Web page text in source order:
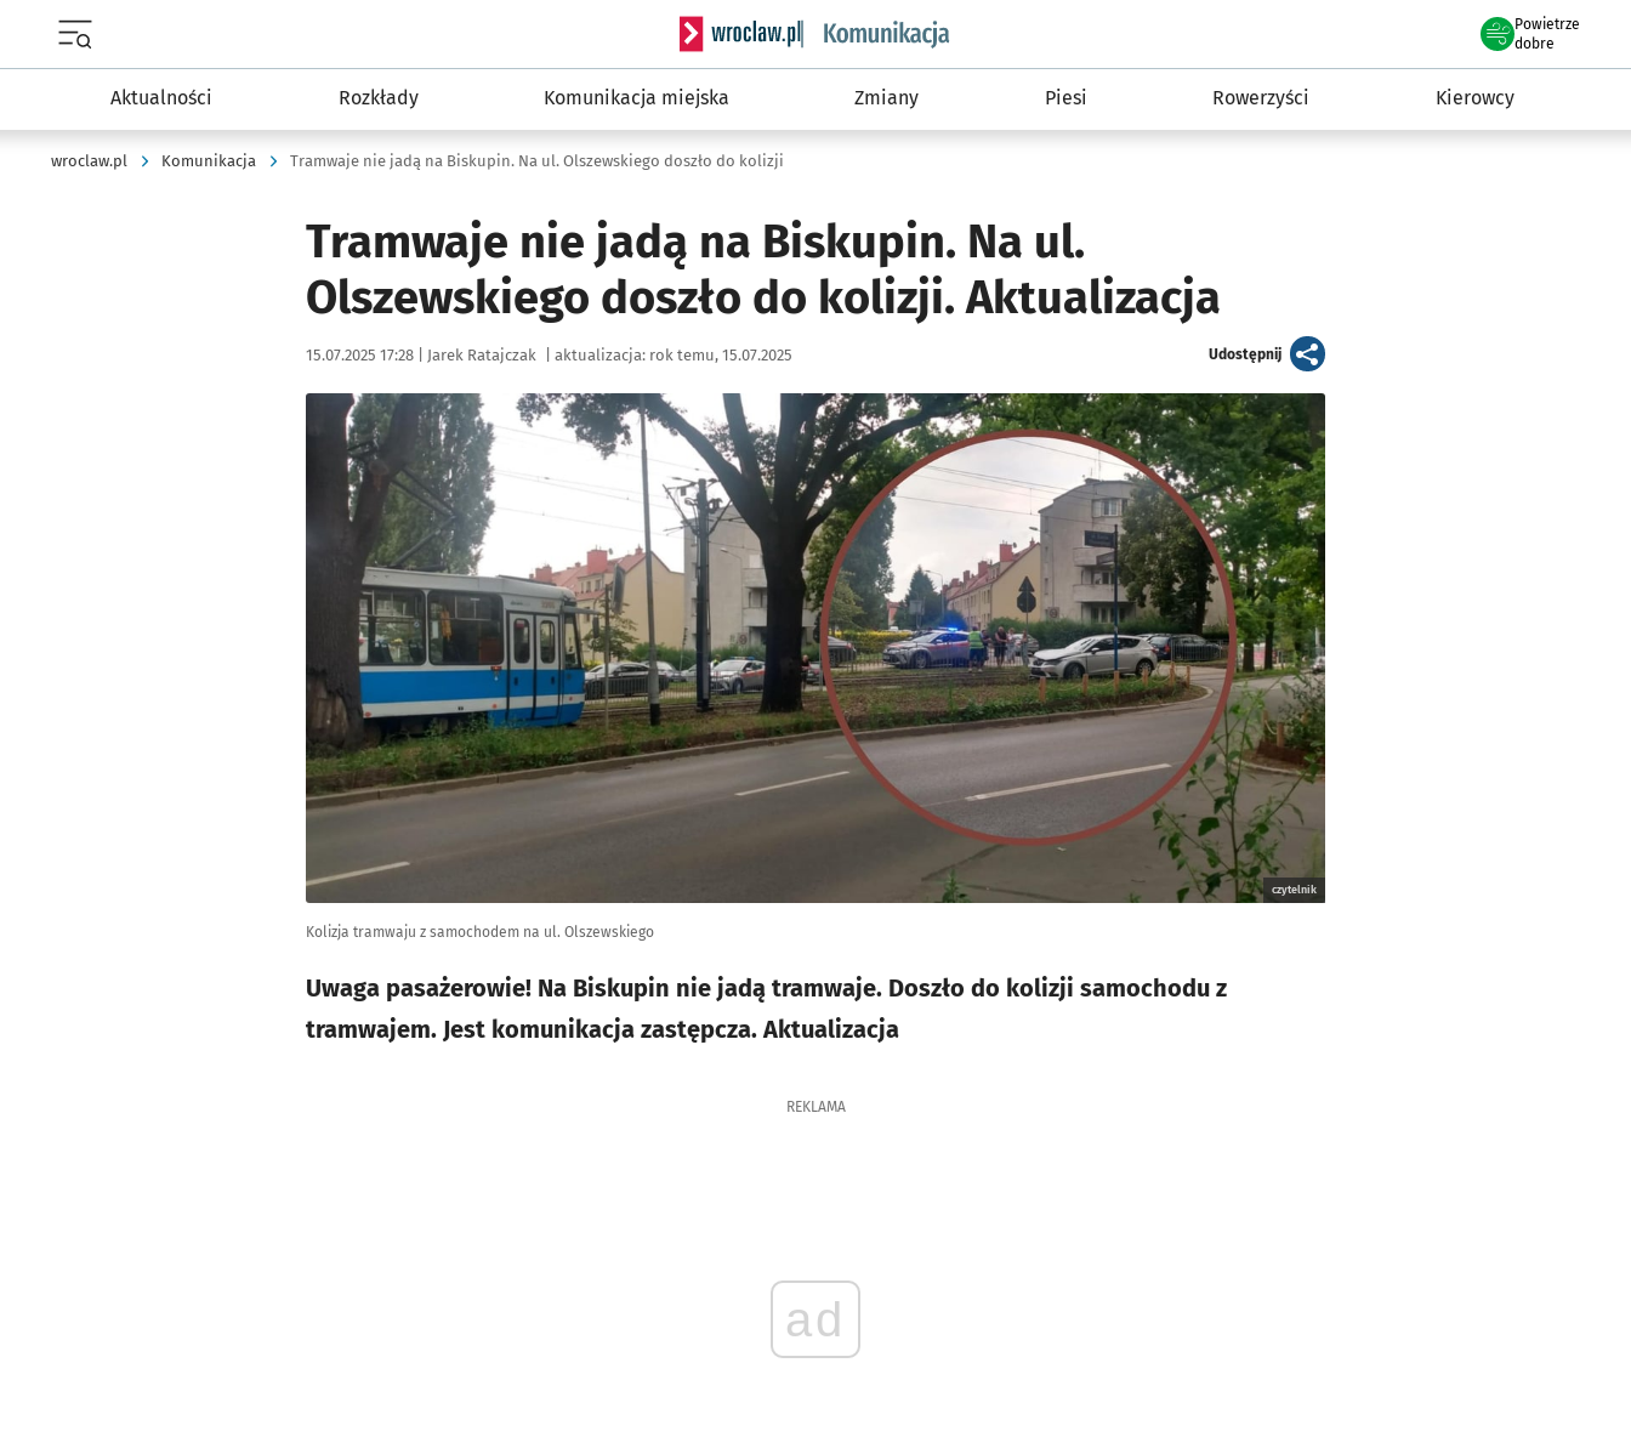
Serwis informacyjny wroclaw.pl podserwis: Komunikacja
Powietrze
we Wrocławiu
dobre
Aktualności Rozkłady Komunikacja miejska Zmiany Piesi Rowerzyści Kierowcy
wroclaw.pl Komunikacja Tramwaje nie jadą na Biskupin. Na ul. Olszewskiego doszło do kolizji
Tramwaje nie jadą na Biskupin. Na ul.
Olszewskiego doszło do kolizji. Aktualizacja
Data publikacji:
15.07.2025 17:28 | Autor:
Jarek Ratajczak aktualizacja: rok temu, 15.07.2025 Udostępnijartykuł
Kliknij, aby powiększyć
czytelnik
Kolizja tramwaju z samochodem na ul. Olszewskiego
Uwaga pasażerowie! Na Biskupin nie jadą tramwaje. Doszło do kolizji samochodu z
tramwajem. Jest komunikacja zastępcza. Aktualizacja
REKLAMA
ad